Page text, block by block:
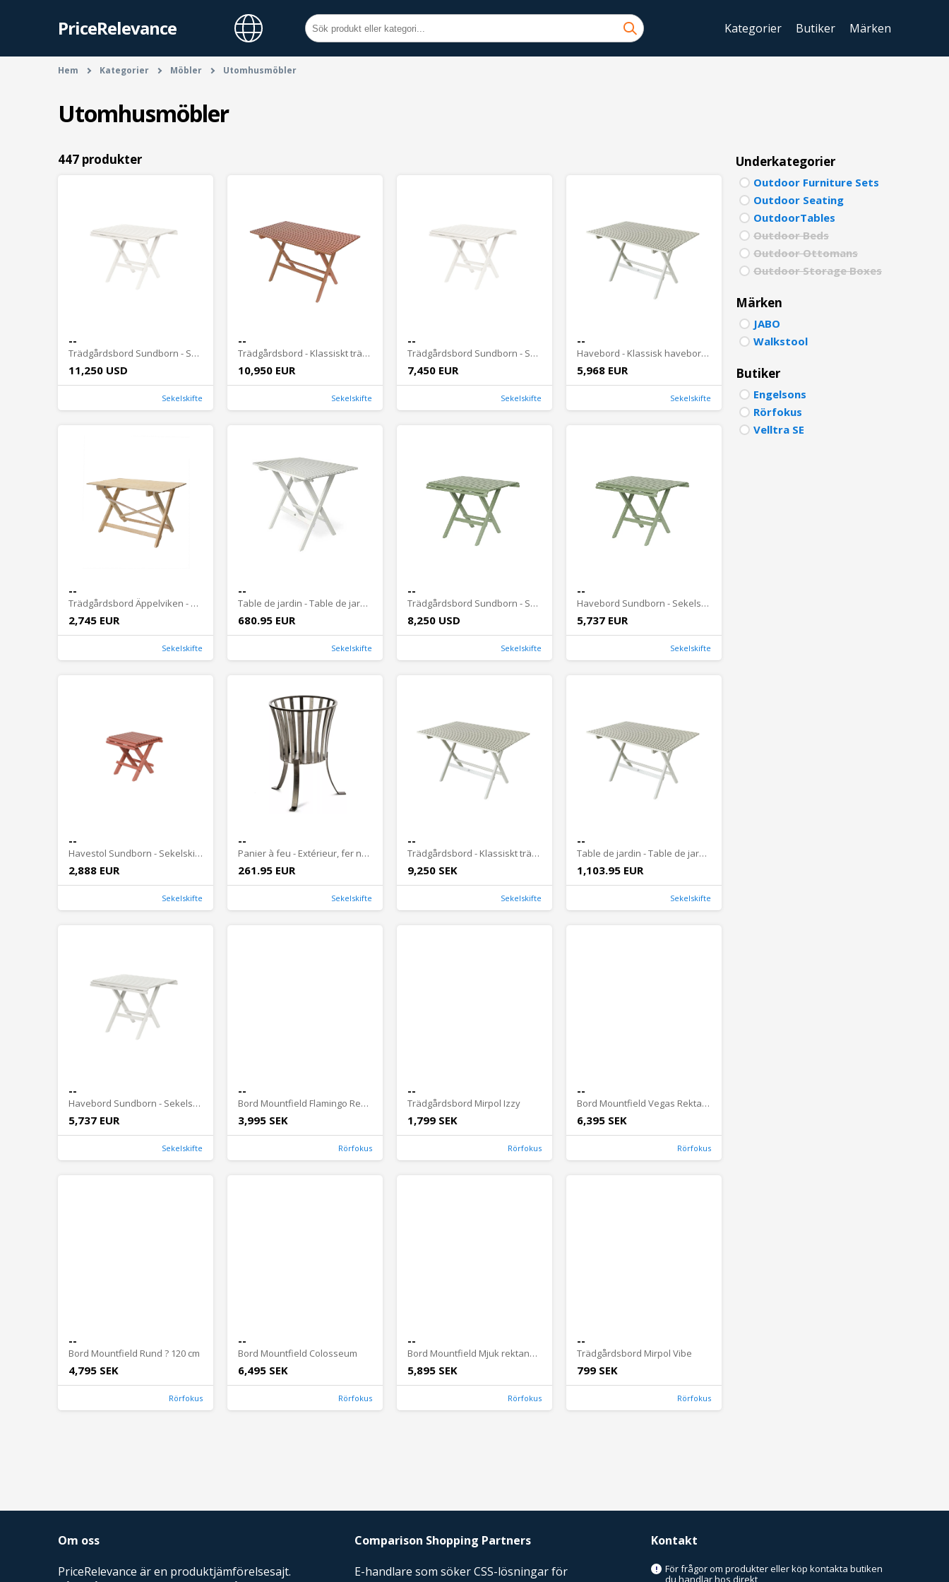
PriceRelevance Kategorier Butiker Märken
Hem Kategorier Möbler Utomhusmöbler
Utomhusmöbler
447 produkter
--
Trädgårdsbord Sundborn - Sekelskifte, hopfällbart
11,250 USD
Sekelskifte
--
Trädgårdsbord - Klassiskt trädgårdsbord hopfällbart, 145 cm
10,950 EUR
Sekelskifte
--
Trädgårdsbord Sundborn - Sekelskifte, hopfällbart
7,450 EUR
Sekelskifte
--
Havebord - Klassisk havebord - foldbart, 100 cm
5,968 EUR
Sekelskifte
--
Trädgårdsbord Äppelviken - Obehandlad furu
2,745 EUR
Sekelskifte
--
Table de jardin - Table de jardin classique pliable, 75 cm
680.95 EUR
Sekelskifte
--
Trädgårdsbord Sundborn - Sekelskifte, hopfällbart
8,250 USD
Sekelskifte
--
Havebord Sundborn - Sekelskifte, foldbart
5,737 EUR
Sekelskifte
--
Havestol Sundborn - Sekelskifte
2,888 EUR
Sekelskifte
--
Panier à feu - Extérieur, fer non traité
261.95 EUR
Sekelskifte
--
Trädgårdsbord - Klassiskt trädgårdsbord hopfällbart, 125 cm
9,250 SEK
Sekelskifte
--
Table de jardin - Table de jardin classique pliable, 145 cm
1,103.95 EUR
Sekelskifte
--
Havebord Sundborn - Sekelskifte, foldbart
5,737 EUR
Sekelskifte
--
Bord Mountfield Flamingo Rektangulär
3,995 SEK
Rörfokus
--
Trädgårdsbord Mirpol Izzy
1,799 SEK
Rörfokus
--
Bord Mountfield Vegas Rektangulär
6,395 SEK
Rörfokus
--
Bord Mountfield Rund ? 120 cm
4,795 SEK
Rörfokus
--
Bord Mountfield Colosseum
6,495 SEK
Rörfokus
--
Bord Mountfield Mjuk rektangulär
5,895 SEK
Rörfokus
--
Trädgårdsbord Mirpol Vibe
799 SEK
Rörfokus
Underkategorier
Outdoor Furniture Sets
Outdoor Seating
OutdoorTables
Outdoor Beds
Outdoor Ottomans
Outdoor Storage Boxes
Märken
JABO
Walkstool
Butiker
Engelsons
Rörfokus
Velltra SE
Om oss
PriceRelevance är en produktjämförelsesajt.
Comparison Shopping Partners
E-handlare som söker CSS-lösningar för
Kontakt
!
För frågor om produkter eller köp kontakta butiken
du handlar hos direkt